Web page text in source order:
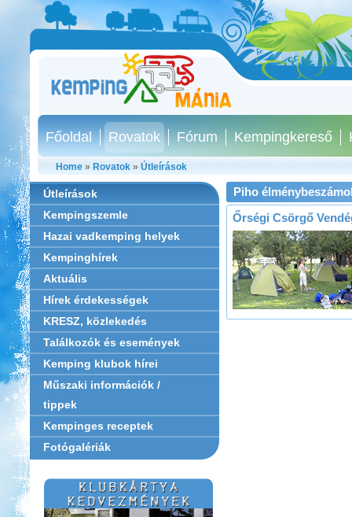
Főoldal Rovatok Fórum Kempingkereső
Home » Rovatok » Útleírások
Útleírások
Kempingszemle
Hazai vadkemping helyek
Kempinghírek
Aktuális
Hírek érdekességek
KRESZ, közlekedés
Találkozók és események
Kemping klubok hírei
Műszaki információk /
tippek
Kempinges receptek
Fotógalériák
Piho
Őrségi Csörgő